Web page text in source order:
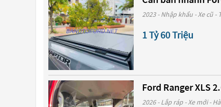
2023 - Nhập khẩu - Xe cũ -
1 Tỷ 60 Triệu
Ford Ranger XLS
2026 - Lắp ráp - Xe mới -